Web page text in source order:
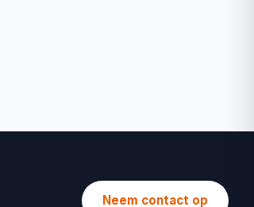
Neem contact op